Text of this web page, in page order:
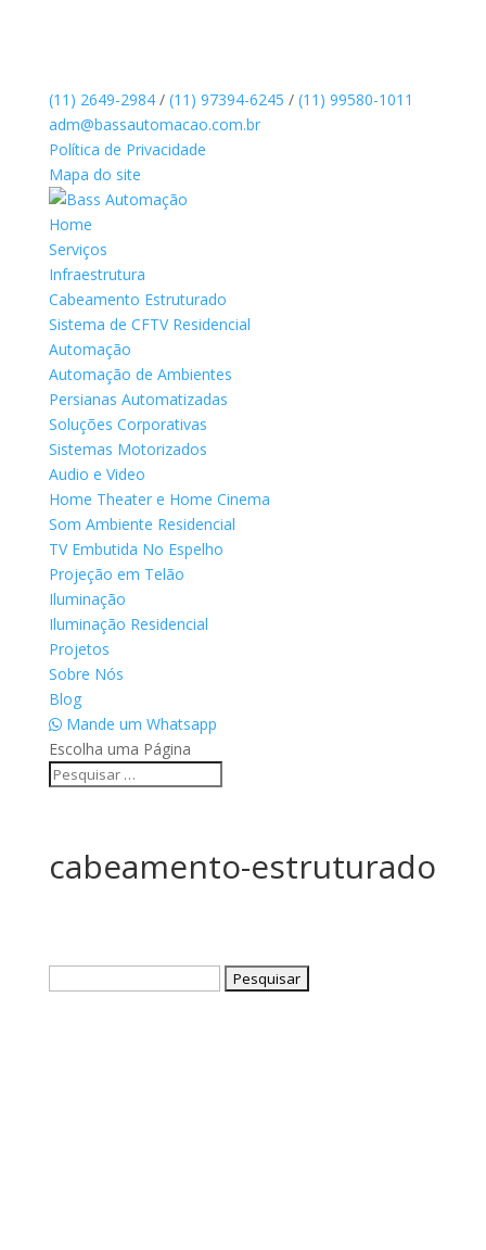
(11) 2649-2984 / (11) 97394-6245 / (11) 99580-1011
adm@bassautomacao.com.br
Política de Privacidade
Mapa do site
Home
Serviços
Infraestrutura
Cabeamento Estruturado
Sistema de CFTV Residencial
Automação
Automação de Ambientes
Persianas Automatizadas
Soluções Corporativas
Sistemas Motorizados
Audio e Video
Home Theater e Home Cinema
Som Ambiente Residencial
TV Embutida No Espelho
Projeção em Telão
Iluminação
Iluminação Residencial
Projetos
Sobre Nós
Blog
Mande um Whatsapp
Escolha uma Página
cabeamento-estruturado